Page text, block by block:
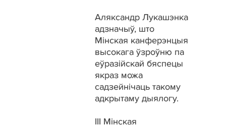
Аляксандр Лукашэнка
адзначыў, што
Мінская канферэнцыя
высокага ўзроўню па
еўразійскай бяспецы
якраз можа
садзейнічаць такому
адкрытаму дыялогу.
III Мінская